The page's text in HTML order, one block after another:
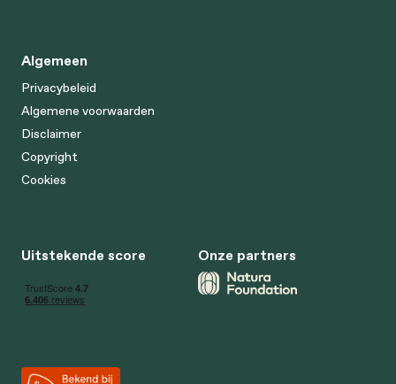
Algemeen
Privacybeleid
Algemene voorwaarden
Disclaimer
Copyright
Cookies
Uitstekende score Onze partners